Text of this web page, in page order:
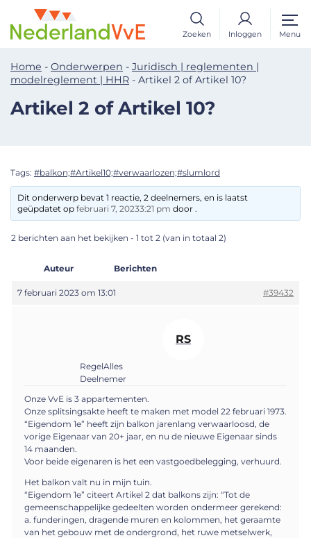
Zoeken Inloggen Menu
Home - Onderwerpen - Juridisch | reglementen |
modelreglement | HHR - Artikel 2 of Artikel 10?
Artikel 2 of Artikel 10?
Tags: #balkon;#Artikel10;#verwaarlozen;#slumlord
Dit onderwerp bevat 1 reactie, 2 deelnemers, en is laatst
geüpdatet opfebruari 7, 20233:21 pm door .
2 berichten aan het bekijken - 1 tot 2 (van in totaal 2)
Auteur Berichten
7 februari 2023 om 13:01 #39432
RS
RegelAlles
Deelnemer
Onze VvE is 3 appartementen.
Onze splitsingsakte heeft te maken met model 22 februari 1973.
“Eigendom 1e” heeft zijn balkon jarenlang verwaarloosd, de
vorige Eigenaar van 20+ jaar, en nu de nieuwe Eigenaar sinds
14 maanden.
Voor beide eigenaren is het een vastgoedbelegging, verhuurd.
Het balkon valt nu in mijn tuin.
“Eigendom 1e” citeert Artikel 2 dat balkons zijn: “Tot de
gemeenschappelijke gedeelten worden ondermeer gerekend:
a. funderingen, dragende muren en kolommen, het geraamte
van het gebouw met de ondergrond, het ruwe metselwerk,